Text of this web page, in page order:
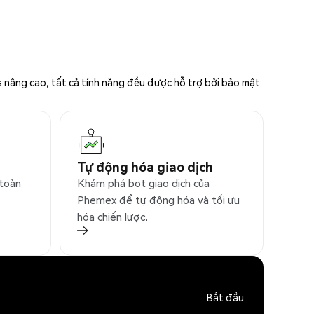
nâng cao, tất cả tính năng đều được hỗ trợ bởi bảo mật
Tự động hóa giao dịch
Khám phá bot giao dịch của
Phemex để tự động hóa và tối ưu
hóa chiến lược.
Bắt đầu